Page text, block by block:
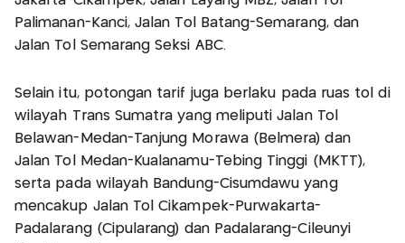
Palimanan-Kanci, Jalan Tol Batang-Semarang, dan
Jalan Tol Semarang Seksi ABC.
Selain itu, potongan tarif juga berlaku pada ruas tol di
wilayah Trans Sumatra yang meliputi Jalan Tol
Belawan-Medan-Tanjung Morawa (Belmera) dan
Jalan Tol Medan-Kualanamu-Tebing Tinggi (MKTT),
serta pada wilayah Bandung-Cisumdawu yang
mencakup Jalan Tol Cikampek-Purwakarta-
Padalarang (Cipularang) dan Padalarang-Cileunyi